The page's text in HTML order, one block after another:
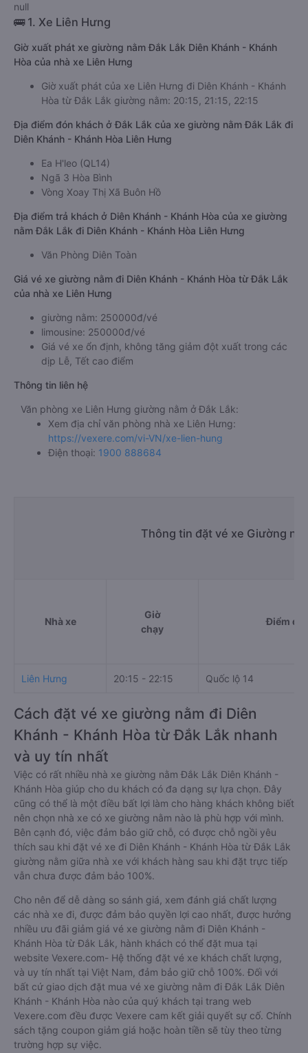
null
🚌 1. Xe Liên Hưng
Giờ xuất phát xe giường nằm Đắk Lắk Diên Khánh - Khánh
Hòa của nhà xe Liên Hưng
Giờ xuất phát của xe Liên Hưng đi Diên Khánh - Khánh
Hòa từ Đắk Lắk giường nằm: 20:15, 21:15, 22:15
Địa điểm đón khách ở Đắk Lắk của xe giường nằm Đắk Lắk đi
Diên Khánh - Khánh Hòa Liên Hưng
Ea H'leo (QL14)
Ngã 3 Hòa Bình
Vòng Xoay Thị Xã Buôn Hồ
Địa điểm trả khách ở Diên Khánh - Khánh Hòa của xe giường
nằm Đắk Lắk đi Diên Khánh - Khánh Hòa Liên Hưng
Văn Phòng Diên Toàn
Giá vé xe giường nằm đi Diên Khánh - Khánh Hòa từ Đắk Lắk
của nhà xe Liên Hưng
giường nằm: 250000đ/vé
limousine: 250000đ/vé
Giá vé xe ổn định, không tăng giảm đột xuất trong các
dịp Lễ, Tết cao điểm
Thông tin liên hệ
Văn phòng xe Liên Hưng giường nằm ở Đắk Lắk:
Xem địa chỉ văn phòng nhà xe Liên Hưng:
https://vexere.com/vi-VN/xe-lien-hung
Điện thoại: 1900 888684
Thông tin đặt vé xe Giường
Nhà xe
Giờ
chạy
Điểm đi
Liên Hưng 20:15 - 22:15 Quốc lộ 14
Cách đặt vé xe giường nằm đi Diên
Khánh - Khánh Hòa từ Đắk Lắk nhanh
và uy tín nhất
Việc có rất nhiều nhà xe giường nằm Đắk Lắk Diên Khánh -
Khánh Hòa giúp cho du khách có đa dạng sự lựa chọn. Đây
cũng có thể là một điều bất lợi làm cho hàng khách không biết
nên chọn nhà xe có xe giường nằm nào là phù hợp với mình.
Bên cạnh đó, việc đảm bảo giữ chỗ, có được chỗ ngồi yêu
thích sau khi đặt vé xe đi Diên Khánh - Khánh Hòa từ Đắk Lắk
giường nằm giữa nhà xe với khách hàng sau khi đặt trực tiếp
vẫn chưa được đảm bảo 100%.
Cho nên để dễ dàng so sánh giá, xem đánh giá chất lượng
các nhà xe đi, được đảm bảo quyền lợi cao nhất, được hưởng
nhiều ưu đãi giảm giá vé xe giường nằm đi Diên Khánh -
Khánh Hòa từ Đắk Lắk, hành khách có thể đặt mua tại
website Vexere.com- Hệ thống đặt vé xe khách chất lượng,
và uy tín nhất tại Việt Nam, đảm bảo giữ chỗ 100%. Đối với
bất cứ giao dịch đặt mua vé xe giường nằm đi Đắk Lắk Diên
Khánh - Khánh Hòa nào của quý khách tại trang web
Vexere.com đều được Vexere cam kết giải quyết sự cố. Chính
sách tặng coupon giảm giá hoặc hoàn tiền sẽ tùy theo từng
trường hợp sự việc.